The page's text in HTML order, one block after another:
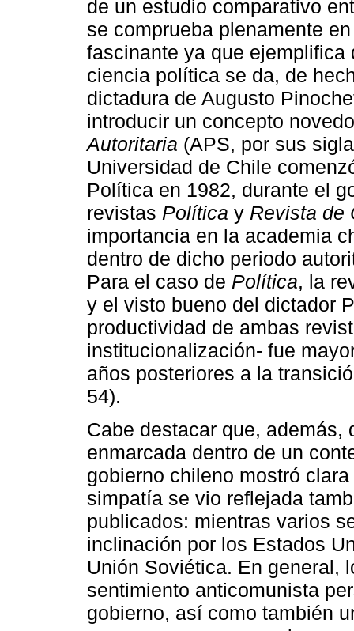
de un estudio comparativo
se comprueba plenamente
fascinante ya que
ciencia política se da, de
dictadura de Augusto
introducir un concepto
Autoritaria (APS, por sus
Universidad de Chile
Política en 1982, durante el
revistas Política y Revista de
importancia en la academia
dentro de dicho periodo
Para el caso de Política, la
y el visto bueno del dictador
productividad de ambas
institucionalización- fue
años posteriores a la
54).
Cabe destacar que,
enmarcada dentro de un
gobierno chileno mostró
simpatía se vio reflejada
publicados: mientras varios
inclinación por los Estados
Unión Soviética. En general,
sentimiento anticomunista
gobierno, así como también